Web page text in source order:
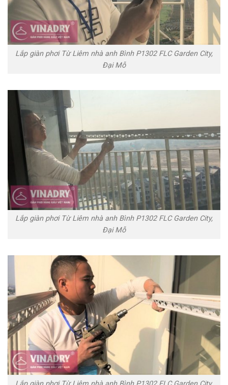
Lắp giàn phơi Từ Liêm nhà anh Bình P1302 FLC Garden City,
Đại Mỗ
Lắp giàn phơi Từ Liêm nhà anh Bình P1302 FLC Garden City,
Đại Mỗ